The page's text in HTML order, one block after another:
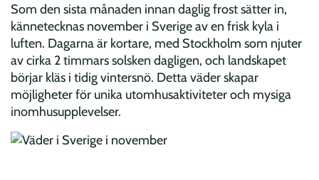
Som den sista månaden innan daglig frost sätter in,
kännetecknas november i Sverige av en frisk kyla i
luften. Dagarna är kortare, med Stockholm som njuter
av cirka 2 timmars solsken dagligen, och landskapet
börjar kläs i tidig vintersnö. Detta väder skapar
möjligheter för unika utomhusaktiviteter och mysiga
inomhusupplevelser.